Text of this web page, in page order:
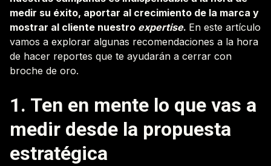
medir su éxito, aportar al crecimiento de la marca y
mostrar al cliente nuestro expertise. En este artículo
vamos a explorar algunas recomendaciones a la hora
de hacer reportes que te ayudarán a cerrar con
broche de oro.
1. Ten en mente lo que vas a
medir desde la propuesta
estratégica